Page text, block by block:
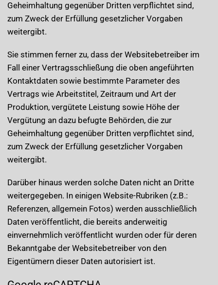
Geheimhaltung gegenüber Dritten verpflichtet sind,
zum Zweck der Erfüllung gesetzlicher Vorgaben
weitergibt.
Sie stimmen ferner zu, dass der Websitebetreiber im
Fall einer Vertragsschließung die oben angeführten
Kontaktdaten sowie bestimmte Parameter des
Vertrags wie Arbeitstitel, Zeitraum und Art der
Produktion, vergütete Leistung sowie Höhe der
Vergütung an dazu befugte Behörden, die zur
Geheimhaltung gegenüber Dritten verpflichtet sind,
zum Zweck der Erfüllung gesetzlicher Vorgaben
weitergibt.
Darüber hinaus werden solche Daten nicht an Dritte
weitergegeben. In einigen Website-Rubriken (z.B.:
Referenzen, allgemein Fotos) werden ausschließlich
Daten veröffentlicht, die bereits anderweitig
einvernehmlich veröffentlicht wurden oder für deren
Bekanntgabe der Websitebetreiber von den
Eigentümern dieser Daten autorisiert ist.